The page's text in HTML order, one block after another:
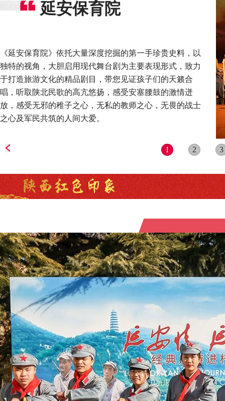
延安保育院
《延安保育院》依托大量深度挖掘的第一手珍贵史料，以
独特的视角，大胆启用现代舞台剧为主要表现形式，致力
于打造旅游文化的精品剧目，带您见证孩子们的天籁合
唱，听取陕北民歌的高亢悠扬，感受安塞腰鼓的激情迸
放，感受无邪的稚子之心，无私的教师之心，无畏的战士
之心及军民共筑的人间大爱。
1 2 3